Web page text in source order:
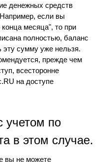
денежных средств
если вы
месяца", то при
полностью, баланс
эту сумму уже нельзя.
прежде чем
всесторонне
на доступе
учетом по
в этом случае.
вы не можете